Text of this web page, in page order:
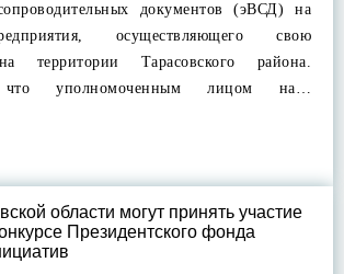
документов (эВСД) на
осуществляющего свою
территории Тарасовского района.
что уполномоченным лицом на…
области могут принять участие
Президентского фонда